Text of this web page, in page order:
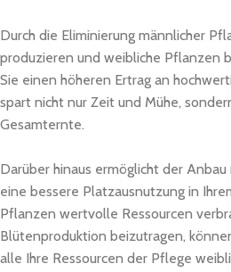
Durch die Eliminierung männlicher
produzieren und weibliche Pflanzen
Sie einen höheren Ertrag an
spart nicht nur Zeit und Mühe,
Gesamternte.
Darüber hinaus ermöglicht der
eine bessere Platzausnutzung in
Pflanzen wertvolle Ressourcen
Blütenproduktion beizutragen,
alle Ihre Ressourcen der Pflege